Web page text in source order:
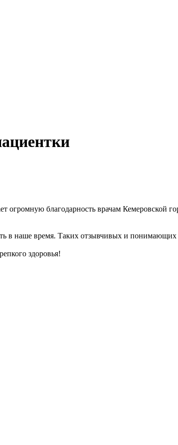
огромную благодарность врачам
в наше время. Таких отзывчивых и
здоровья!